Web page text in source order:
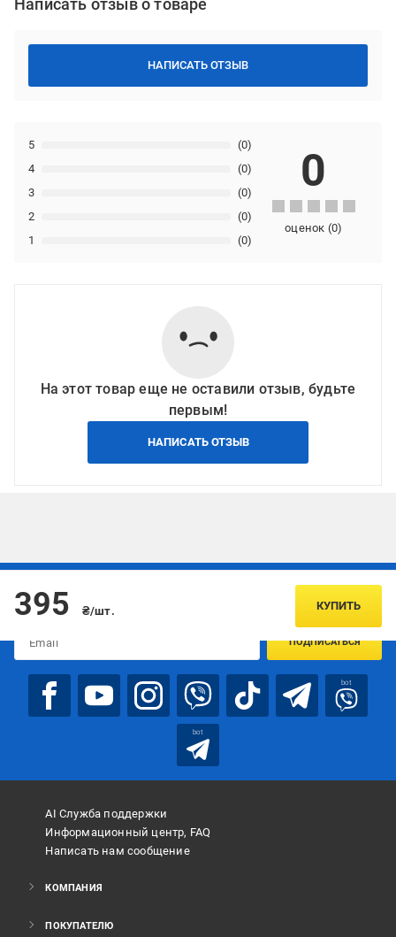
Написать отзыв о товаре
НАПИСАТЬ ОТЗЫВ
1 (0)
2 (0)
3 (0)
4 (0)
5 (0)
0
оценок (0)
На этот товар еще не оставили отзыв, будьте
первым!
НАПИСАТЬ ОТЗЫВ
395 ₴/шт. КУПИТЬ
Подписывайтесь, чтобы узнавать первым об акцияx и
ПОДПИСАТЬСЯ
bot
bot
AI Служба поддержки
Информационный центр, FAQ
Написать нам сообщение
КОМПАНИЯ
ПОКУПАТЕЛЮ